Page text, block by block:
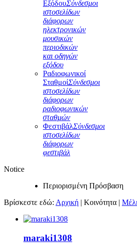
ΕξόδουΣύνδεσμοι
ιστοσελίδων
διάφορων
ηλεκτρονικών
μουσικών
περιοδικών
και οδηγών
εξόδου
Ραδιοφωνικοί
ΣταθμοίΣύνδεσμοι
ιστοσελίδων
διάφορων
ραδιοφωνικών
σταθμών
ΦεστιβάλΣύνδεσμοι
ιστοσελίδων
διάφορων
φεστιβάλ
Notice
Περιορισμένη Πρόσβαση
Βρίσκεστε εδώ: Αρχική | Κοινότητα |
maraki1308